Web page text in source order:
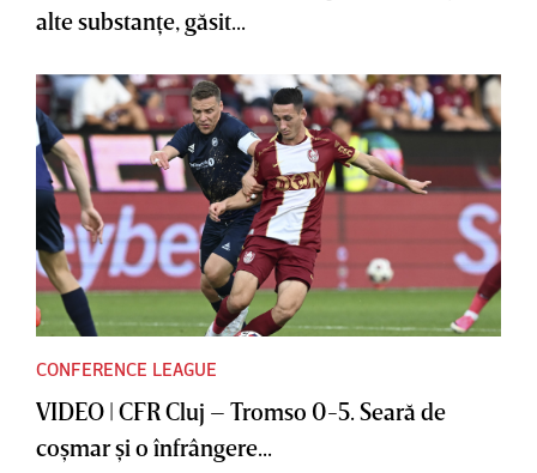
alte substanţe, găsit...
CONFERENCE LEAGUE
VIDEO | CFR Cluj – Tromso 0-5. Seară de
coşmar şi o înfrângere...